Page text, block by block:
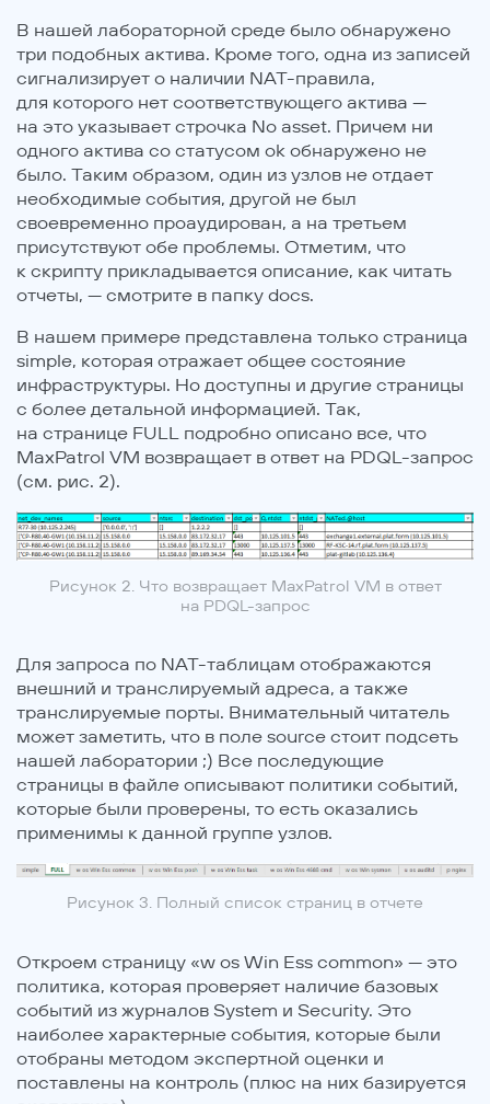
В нашей лабораторной среде было обнаружено
три подобных актива. Кроме того, одна из записей
сигнализирует о наличии NAT-правила,
для которого нет соответствующего актива —
на это указывает строчка No asset. Причем ни
одного актива со статусом ok обнаружено не
было. Таким образом, один из узлов не отдает
необходимые события, другой не был
своевременно проаудирован, а на третьем
присутствуют обе проблемы. Отметим, что
к скрипту прикладывается описание, как читать
отчеты, — смотрите в папку docs.
В нашем примере представлена только страница
simple, которая отражает общее состояние
инфраструктуры. Но доступны и другие страницы
с более детальной информацией. Так,
на странице FULL подробно описано все, что
MaxPatrol VM возвращает в ответ на PDQL-запрос
(см. рис. 2).
Рисунок 2. Что возвращает MaxPatrol VM в ответ
на PDQL-запрос
Для запроса по NAT-таблицам отображаются
внешний и транслируемый адреса, а также
транслируемые порты. Внимательный читатель
может заметить, что в поле source стоит подсеть
нашей лаборатории ;) Все последующие
страницы в файле описывают политики событий,
которые были проверены, то есть оказались
применимы к данной группе узлов.
Рисунок 3. Полный список страниц в отчете
Откроем страницу «w os Win Ess common» — это
политика, которая проверяет наличие базовых
событий из журналов System и Security. Это
наиболее характерные события, которые были
отобраны методом экспертной оценки и
поставлены на контроль (плюс на них базируется